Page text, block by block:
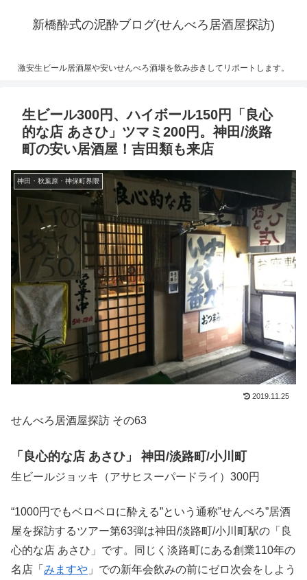
新橋酔式の泥酔ブログ(せんべろ居酒屋探訪)
激安生ビール居酒屋や安いせんべろ酒場を飲み歩きしてリポートします。
生ビール300円、ハイボール150円「良心
的な店 あさひ」ツマミ200円。神田/淡路
町の安い居酒屋！吉田類も来店
神田・秋葉原・神保町界隈
2019.11.25
せんべろ居酒屋探訪 その63
「良心的な店 あさひ」 神田/淡路町/小川町
生ビールジョッキ（アサヒスーパードライ）300円
“1000円でもベロベロに酔える”という通称”せんべろ”居酒
屋を探訪するツアー第63弾は神田/淡路町/小川町駅の「良
心的な店 あさひ」です。同じく淡路町にある創業110年の
名店「 みますや 」での新年会飲みの前にゼロ次会をしよう